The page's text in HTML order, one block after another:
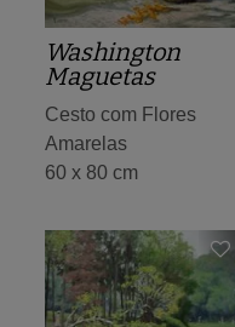
Washington
Maguetas
Cesto com Flores
Amarelas
60 x 80 cm